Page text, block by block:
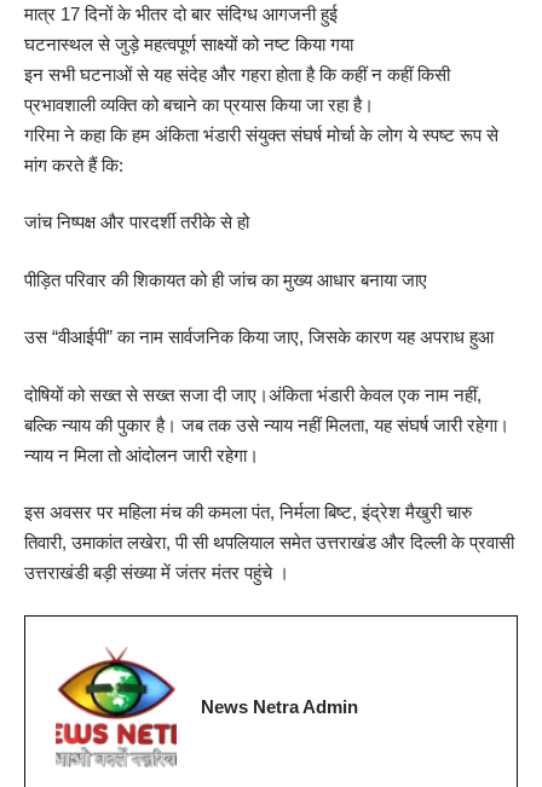
मात्र 17 दिनों के भीतर दो बार संदिग्ध आगजनी हुई
घटनास्थल से जुड़े महत्वपूर्ण साक्ष्यों को नष्ट किया गया
इन सभी घटनाओं से यह संदेह और गहरा होता है कि कहीं न कहीं किसी
प्रभावशाली व्यक्ति को बचाने का प्रयास किया जा रहा है।
गरिमा ने कहा कि हम अंकिता भंडारी संयुक्त संघर्ष मोर्चा के लोग ये स्पष्ट रूप से
मांग करते हैं कि:
जांच निष्पक्ष और पारदर्शी तरीके से हो
पीड़ित परिवार की शिकायत को ही जांच का मुख्य आधार बनाया जाए
उस “वीआईपी” का नाम सार्वजनिक किया जाए, जिसके कारण यह अपराध हुआ
दोषियों को सख्त से सख्त सजा दी जाए।अंकिता भंडारी केवल एक नाम नहीं,
बल्कि न्याय की पुकार है। जब तक उसे न्याय नहीं मिलता, यह संघर्ष जारी रहेगा।
न्याय न मिला तो आंदोलन जारी रहेगा।
इस अवसर पर महिला मंच की कमला पंत, निर्मला बिष्ट, इंद्रेश मैखुरी चारु
तिवारी, उमाकांत लखेरा, पी सी थपलियाल समेत उत्तराखंड और दिल्ली के प्रवासी
उत्तराखंडी बड़ी संख्या में जंतर मंतर पहुंचे ।
News Netra Admin